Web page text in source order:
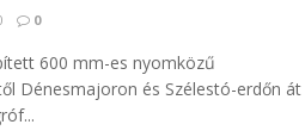
0
600 mm-es nyomközű
Dénesmajoron és Szélestó-erdőn át